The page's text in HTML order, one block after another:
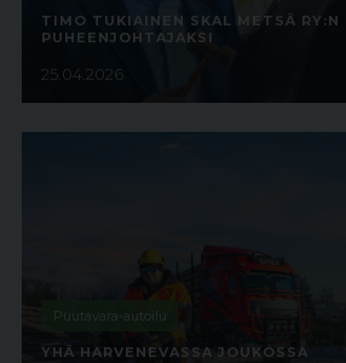
TIMO TUKIAINEN SKAL METSÄ RY:N
PUHEENJOHTAJAKSI
25.04.2026
Puutavara-autoilu
YHÄ HARVENEVASSA JOUKOSSA